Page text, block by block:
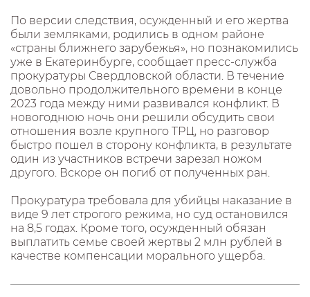
По версии следствия, осужденный и его жертва
были земляками, родились в одном районе
«страны ближнего зарубежья», но познакомились
уже в Екатеринбурге, сообщает пресс-служба
прокуратуры Свердловской области. В течение
довольно продолжительного времени в конце
2023 года между ними развивался конфликт. В
новогоднюю ночь они решили обсудить свои
отношения возле крупного ТРЦ, но разговор
быстро пошел в сторону конфликта, в результате
один из участников встречи зарезал ножом
другого. Вскоре он погиб от полученных ран.
Прокуратура требовала для убийцы наказание в
виде 9 лет строгого режима, но суд остановился
на 8,5 годах. Кроме того, осужденный обязан
выплатить семье своей жертвы 2 млн рублей в
качестве компенсации морального ущерба.